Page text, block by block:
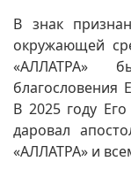
В знак
окружающей
«АЛЛАТРА»
благословения
В 2025 году
даровал
«АЛЛАТРА» и